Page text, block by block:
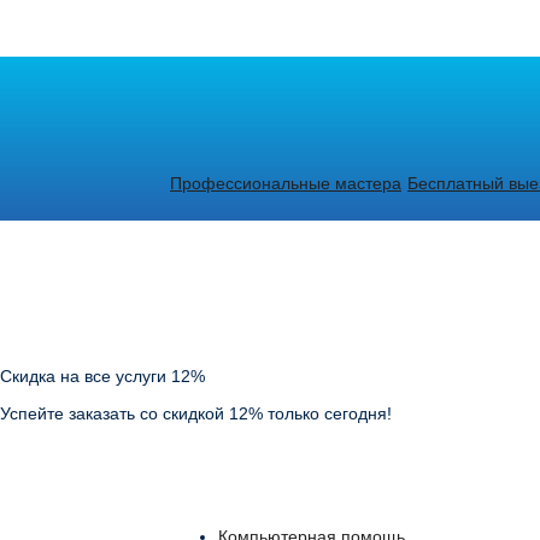
Профессиональные мастера Бесплатный
Скидка на все услуги 12%
Успейте заказать со скидкой 12% только сегодня!